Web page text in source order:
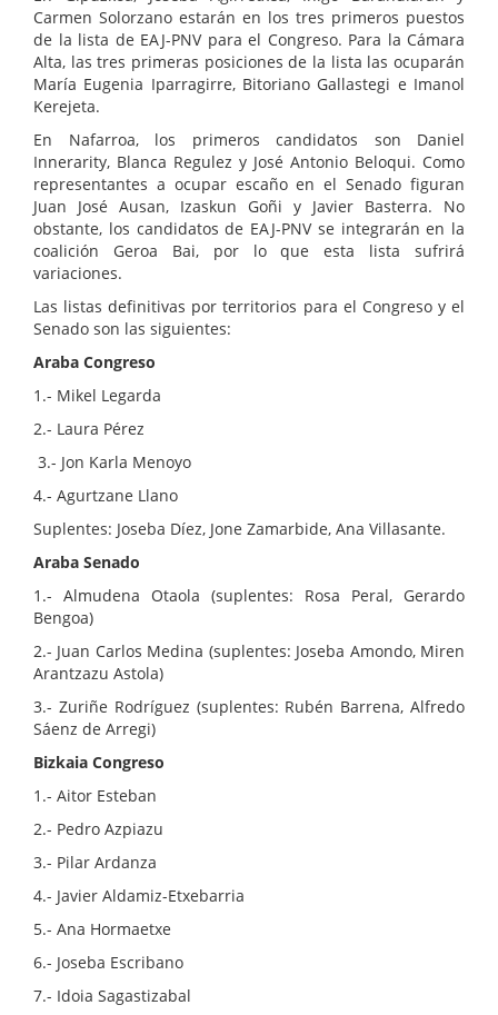
Carmen Solorzano estarán en los tres primeros puestos
de la lista de EAJ-PNV para el Congreso. Para la Cámara
Alta, las tres primeras posiciones de la lista las ocuparán
María Eugenia Iparragirre, Bitoriano Gallastegi e Imanol
Kerejeta.
En Nafarroa, los primeros candidatos son Daniel
Innerarity, Blanca Regulez y José Antonio Beloqui. Como
representantes a ocupar escaño en el Senado figuran
Juan José Ausan, Izaskun Goñi y Javier Basterra. No
obstante, los candidatos de EAJ-PNV se integrarán en la
coalición Geroa Bai, por lo que esta lista sufrirá
variaciones.
Las listas definitivas por territorios para el Congreso y el
Senado son las siguientes:
Araba Congreso
1.- Mikel Legarda
2.- Laura Pérez
3.- Jon Karla Menoyo
4.- Agurtzane Llano
Suplentes: Joseba Díez, Jone Zamarbide, Ana Villasante.
Araba Senado
1.- Almudena Otaola (suplentes: Rosa Peral, Gerardo
Bengoa)
2.- Juan Carlos Medina (suplentes: Joseba Amondo, Miren
Arantzazu Astola)
3.- Zuriñe Rodríguez (suplentes: Rubén Barrena, Alfredo
Sáenz de Arregi)
Bizkaia Congreso
1.- Aitor Esteban
2.- Pedro Azpiazu
3.- Pilar Ardanza
4.- Javier Aldamiz-Etxebarria
5.- Ana Hormaetxe
6.- Joseba Escribano
7.- Idoia Sagastizabal